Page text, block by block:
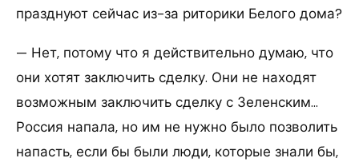
празднуют сейчас из-за риторики Белого дома?
— Нет, потому что я действительно думаю, что
они хотят заключить сделку. Они не находят
возможным заключить сделку с Зеленским…
Россия напала, но им не нужно было позволить
напасть, если бы были люди, которые знали бы,